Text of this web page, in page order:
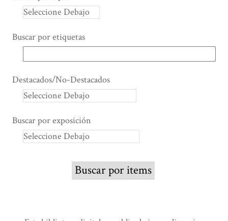
Buscar por etiquetas
Destacados/No-Destacados
Buscar por exposición